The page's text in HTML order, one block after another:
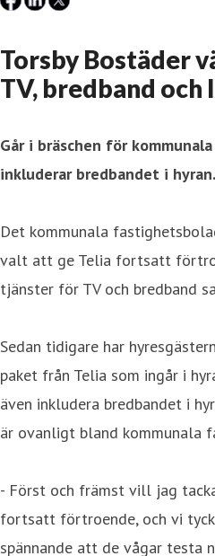
Torsby Bostäder
TV, bredband
Går i bräschen för
inkluderar bredbandet i hyran.
Det kommunala
valt att ge Telia fortsatt
tjänster för TV och bredband
Sedan tidigare har
paket från Telia som ingår i
även inkludera bredbandet i
är ovanligt bland kommunala
- Först och främst vill jag
fortsatt förtroende, och vi
spännande att de vågar testa